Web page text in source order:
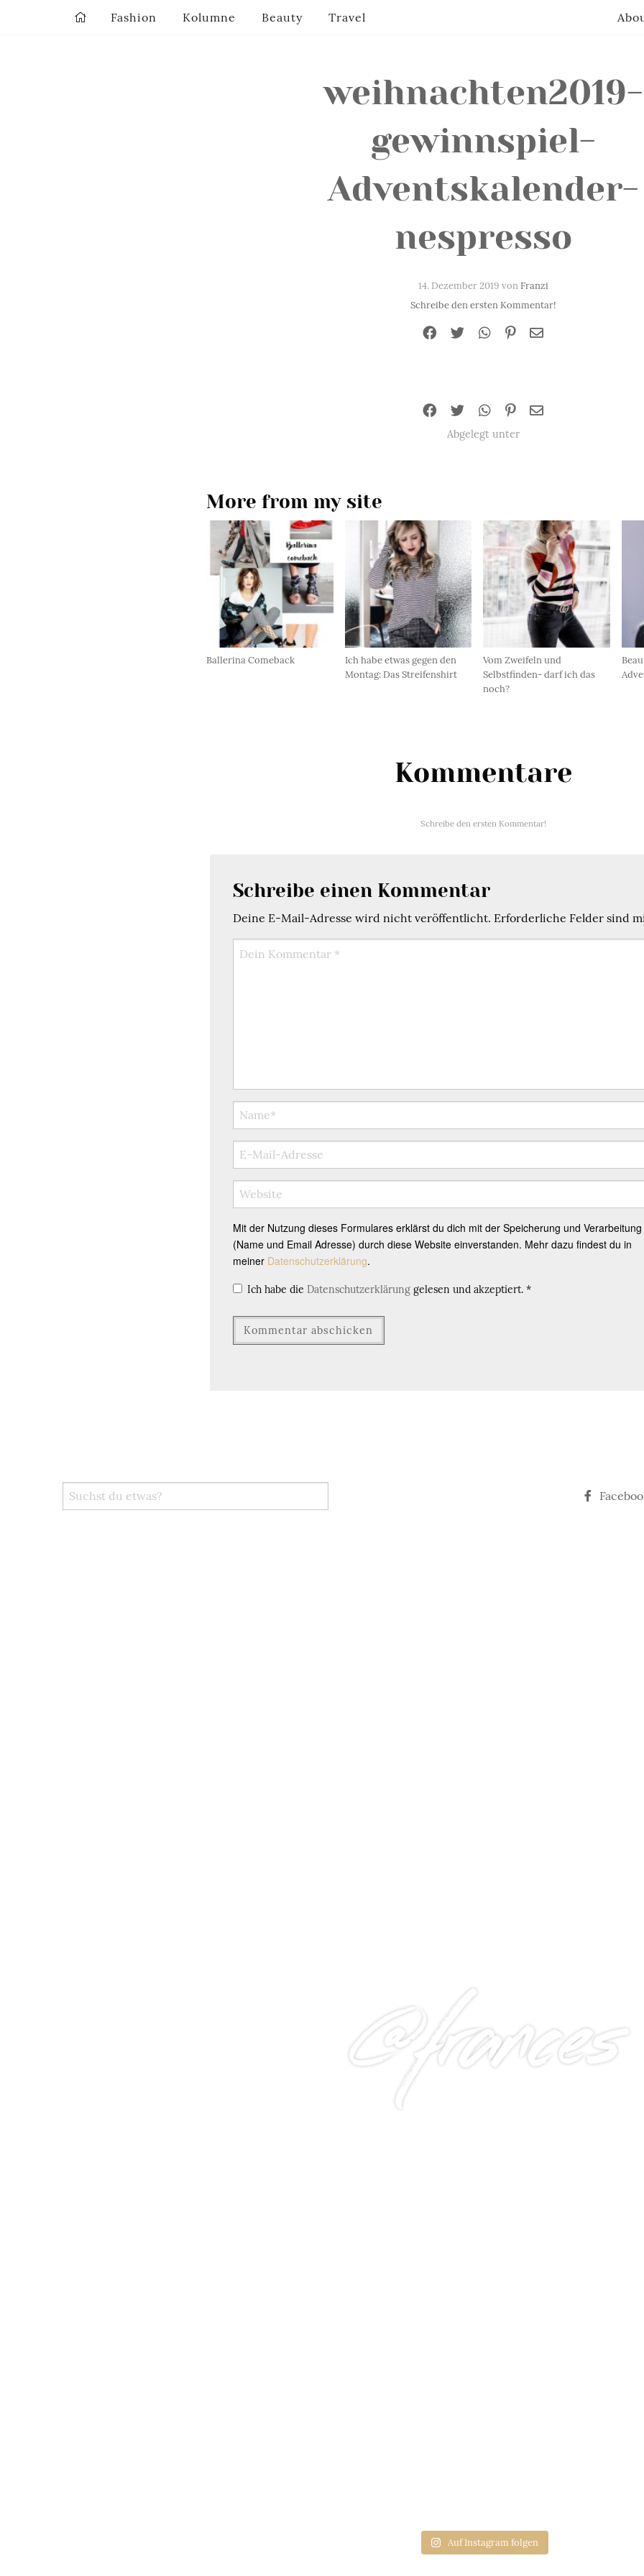
weihnachten2019-
gewinnspiel-
Adventskalender-
nespresso
14. Dezember 2019 vonFranzi
Schreibe den ersten Kommentar!
Abgelegt unter
More from my site
Ballerina Comeback
Ich habe etwas gegen den
Montag: Das Streifenshirt
Vom Zweifeln und
Selbstfinden- darf ich das
noch?
Kommentare
Schreibe den ersten Kommentar!
Schreibe einen Kommentar
Deine E-Mail-Adresse wird nicht veröffentlicht. Erforderliche Felder sind
Mit der Nutzung dieses Formulares erklärst du dich mit der Speicherung und
(Name und Email Adresse) durch diese Website einverstanden. Mehr dazu findest du in
meiner Datenschutzerklärung.
Ich habe die Datenschutzerklärung gelesen und akzeptiert. *
Auf Instagram folgen
@frances
Fashion Kolumne Beauty Travel